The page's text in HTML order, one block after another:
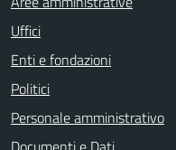
Uffici
Enti e fondazioni
Politici
Personale amministrativo